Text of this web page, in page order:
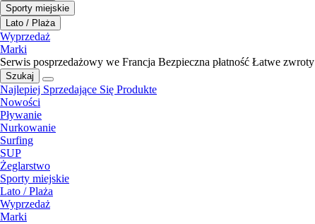
Sporty miejskie
Lato / Plaża
Wyprzedaż
Marki
Serwis posprzedażowy we Francja Bezpieczna płatność Łatwe zwroty
Szukaj
Najlepiej Sprzedające Się Produkte
Nowości
Pływanie
Nurkowanie
Surfing
SUP
Żeglarstwo
Sporty miejskie
Lato / Plaża
Wyprzedaż
Marki